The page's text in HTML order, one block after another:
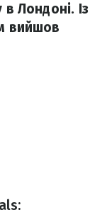
в Лондоні. Із
вийшов